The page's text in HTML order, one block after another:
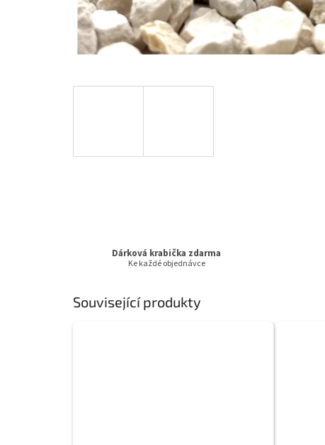
Dárková krabička zdarma
Ke každé objednávce
Související produkty